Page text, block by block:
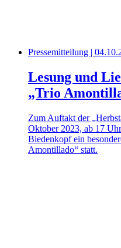
Pressemitteilung |
Lesung und
„Trio
Zum Auftakt der
Oktober 2023, ab 17
Biedenkopf ein
Amontillado“ statt.